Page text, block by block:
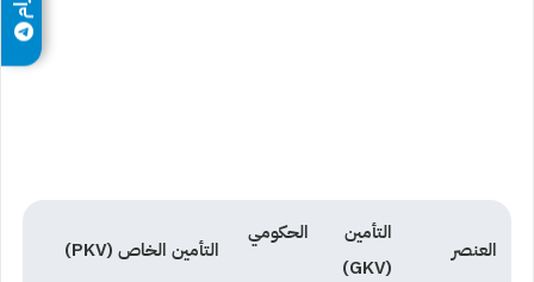
العنصر
التأمين الحكومي
(GKV)
التأمين الخاص (PKV)